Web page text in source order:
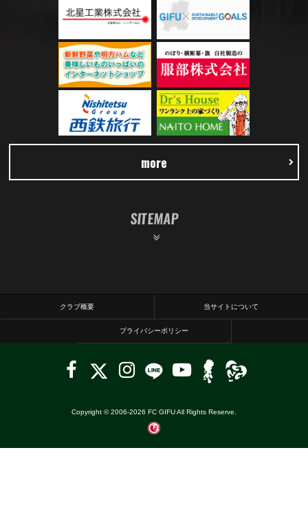
more
SITEMAP
クラブ概要 当サイトについて
プライバシーポリシー
Copyright © 2006-2026 FC GIFU All Rights Reserve.